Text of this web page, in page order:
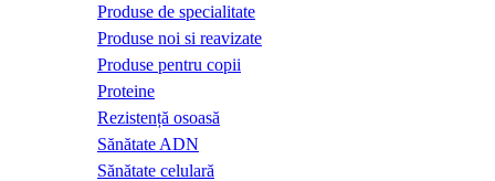
Produse de specialitate
Produse noi si reavizate
Produse pentru copii
Proteine
Rezistență osoasă
Sănătate ADN
Sănătate celulară